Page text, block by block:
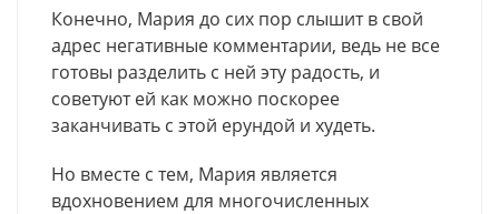
Конечно, Мария до сих пор слышит в свой
адрес негативные комментарии, ведь не все
готовы разделить с ней эту радость, и
советуют ей как можно поскорее
заканчивать с этой ерундой и худеть.
Но вместе с тем, Мария является
вдохновением для многочисленных